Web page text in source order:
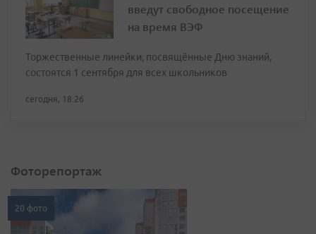
введут свободное посещение
на время ВЭФ
Торжественные линейки, посвящённые Дню знаний,
состоятся 1 сентября для всех школьников
сегодня, 18:26
Фоторепортаж
20 фото